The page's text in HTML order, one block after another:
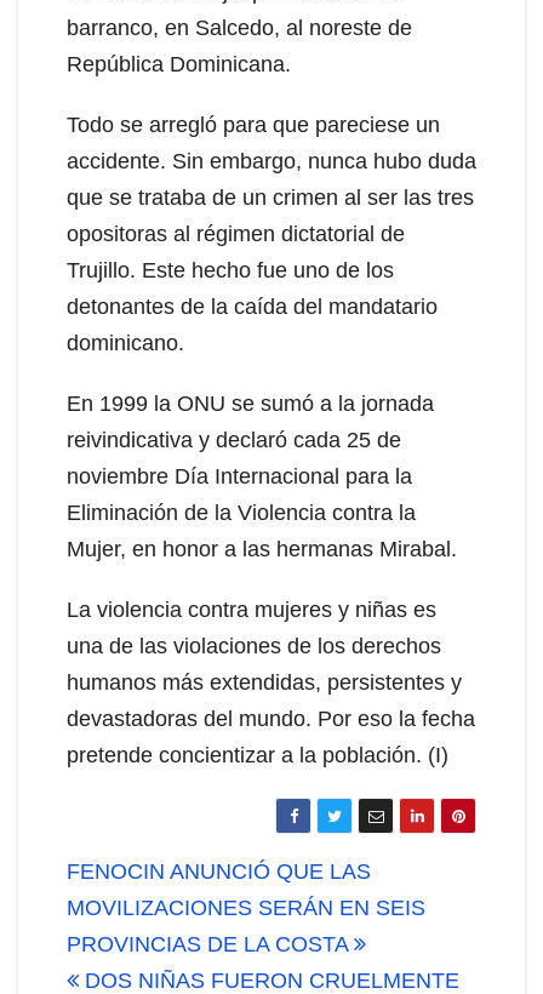
barranco, en Salcedo, al noreste de
República Dominicana.
Todo se arregló para que pareciese un
accidente. Sin embargo, nunca hubo duda
que se trataba de un crimen al ser las tres
opositoras al régimen dictatorial de
Trujillo. Este hecho fue uno de los
detonantes de la caída del mandatario
dominicano.
En 1999 la ONU se sumó a la jornada
reivindicativa y declaró cada 25 de
noviembre Día Internacional para la
Eliminación de la Violencia contra la
Mujer, en honor a las hermanas Mirabal.
La violencia contra mujeres y niñas es
una de las violaciones de los derechos
humanos más extendidas, persistentes y
devastadoras del mundo. Por eso la fecha
pretende concientizar a la población. (I)
Navegación
de
entradas
FENOCIN ANUNCIÓ QUE LAS
MOVILIZACIONES SERÁN EN SEIS
PROVINCIAS DE LA COSTA
DOS NIÑAS FUERON CRUELMENTE